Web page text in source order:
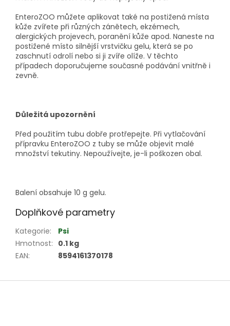
EnteroZOO můžete aplikovat také na postižená místa
kůže zvířete při různých zánětech, ekzémech,
alergických projevech, poranění kůže apod. Naneste na
postižené místo silnější vrstvičku gelu, která se po
zaschnutí odrolí nebo si ji zvíře olíže. V těchto
případech doporučujeme současné podávání vnitřně i
zevně.
Důležitá upozornění
Před použitím tubu dobře protřepejte. Při vytlačování
přípravku EnteroZOO z tuby se může objevit malé
množství tekutiny. Nepoužívejte, je-li poškozen obal.
Balení obsahuje 10 g gelu.
Doplňkové parametry
Kategorie:
Psi
Hmotnost: 0.1 kg
EAN: 8594161370178
Z